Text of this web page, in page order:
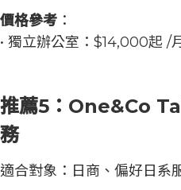
價格參考 ：
• 獨立辦公室：$14,000起 /
推薦5：One&Co
務
適合對象：日商、偏好日系